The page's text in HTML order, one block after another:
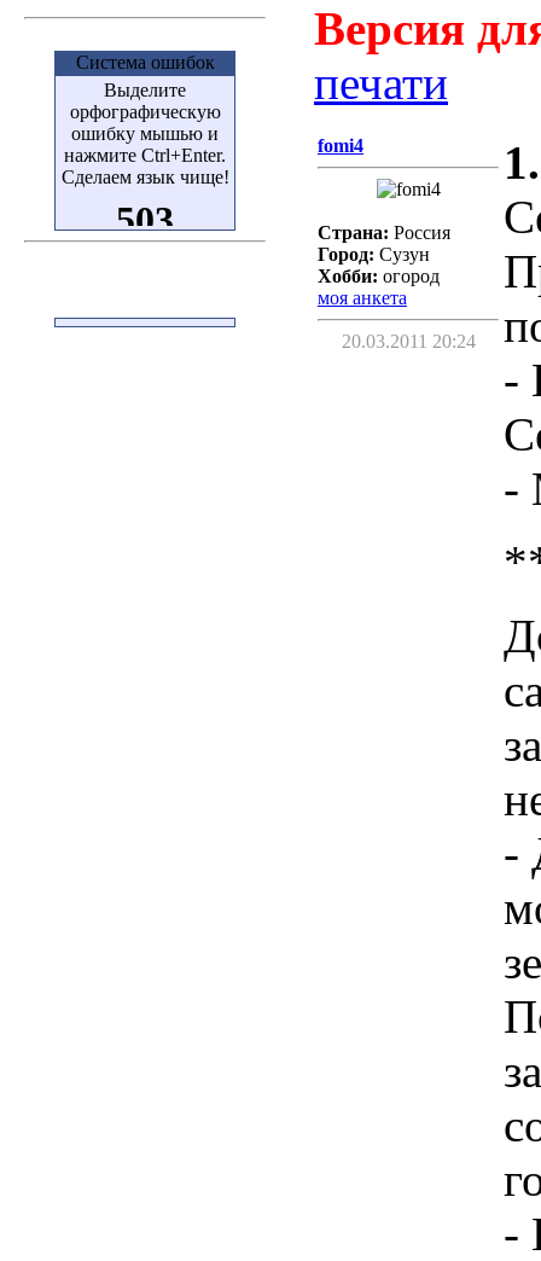
Система ошибок
Выделите
орфографическую
ошибку мышью и
нажмите Ctrl+Enter.
Сделаем язык чище!
Версия
печати
fomi4
Страна: Россия
Город: Сузун
Хобби: огород
моя анкета
20.03.2011 20:24
1.
-
-
-
-